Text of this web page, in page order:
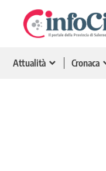
Attualità Cronaca